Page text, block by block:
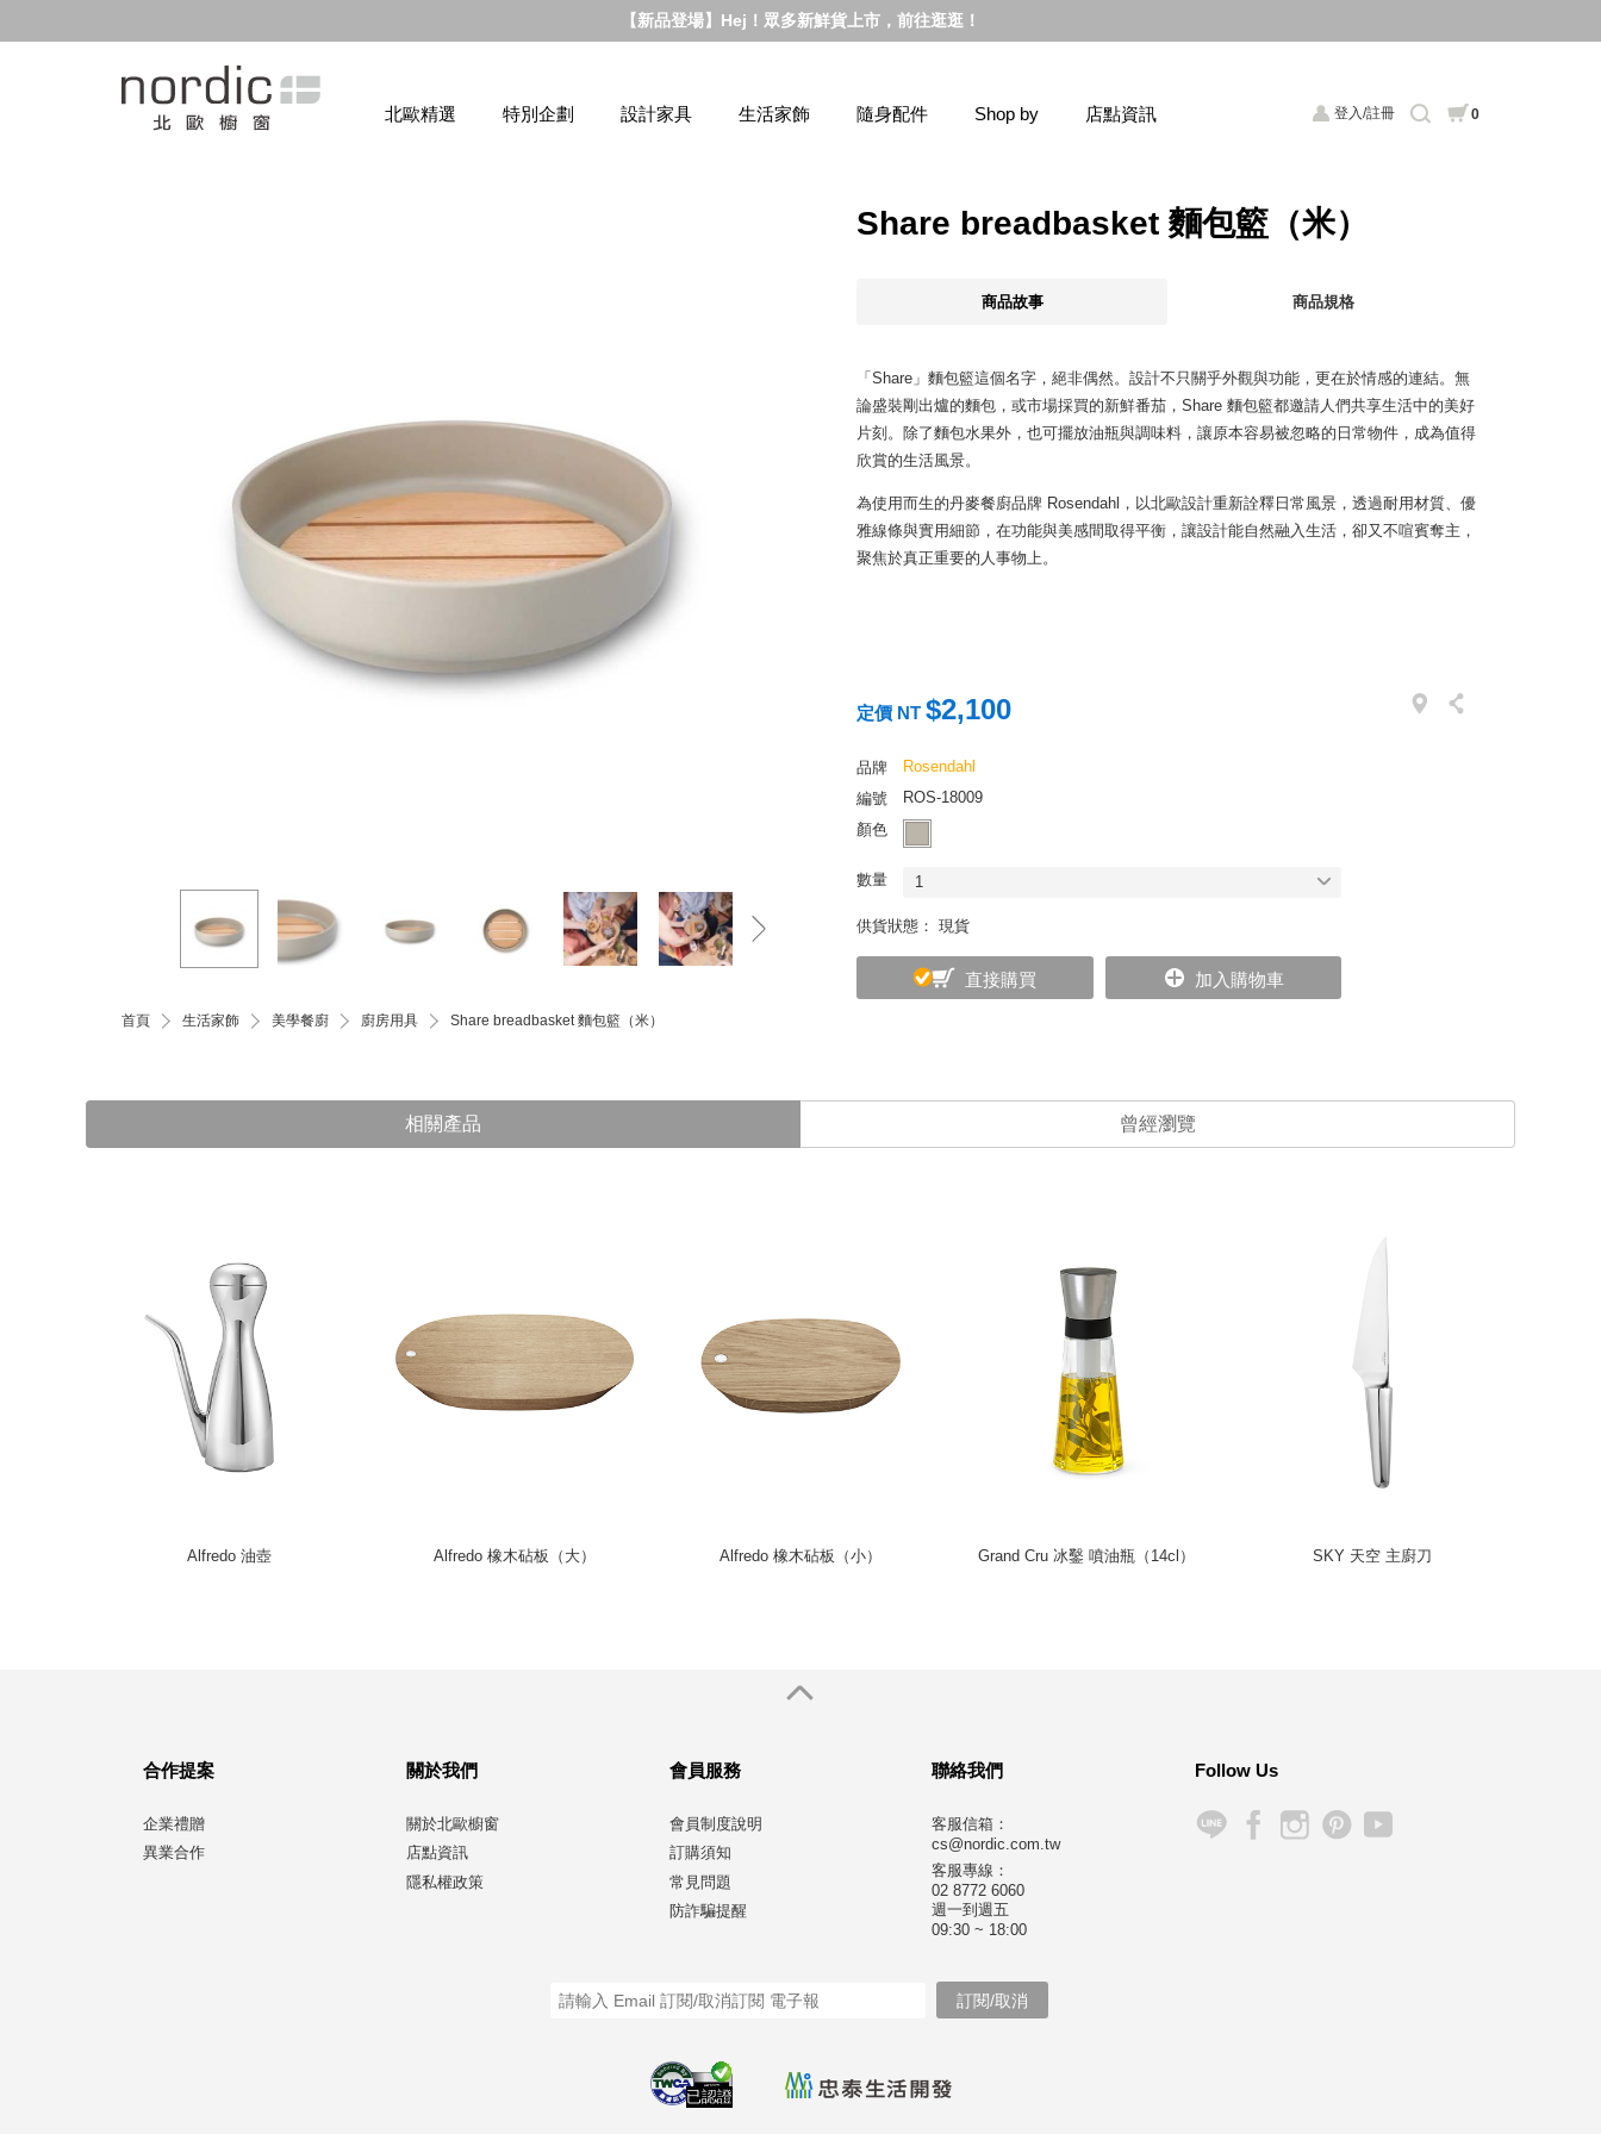
【新品登場】Hej！眾多新鮮貨上市，前往逛逛！
登入/註冊 0
北歐精選 特別企劃 設計家具 生活家飾 隨身配件 Shop by 店點資訊
首頁 生活家飾 美學餐廚 廚房用具 Share breadbasket 麵包籃（米）
Share breadbasket 麵包籃（米）
商品故事 商品規格
「Share」麵包籃這個名字，絕非偶然。設計不只關乎外觀與功能，更在於情感的連結。無
論盛裝剛出爐的麵包，或市場採買的新鮮番茄，Share 麵包籃都邀請人們共享生活中的美好
片刻。除了麵包水果外，也可擺放油瓶與調味料，讓原本容易被忽略的日常物件，成為值得
欣賞的生活風景。
為使用而生的丹麥餐廚品牌 Rosendahl，以北歐設計重新詮釋日常風景，透過耐用材質、優
雅線條與實用細節，在功能與美感間取得平衡，讓設計能自然融入生活，卻又不喧賓奪主，
聚焦於真正重要的人事物上。
定價 NT $2,100
品牌
Rosendahl
編號
ROS-18009
顏色
數量 1
供貨狀態： 現貨
直接購買 加入購物車
相關產品 曾經瀏覽
Alfredo 油壺 Alfredo 橡木砧板（大） Alfredo 橡木砧板（小） Grand Cru 冰鑿 噴油瓶（14cl） SKY 天空 主廚刀
合作提案
企業禮贈
異業合作
關於我們
關於北歐櫥窗
店點資訊
隱私權政策
會員服務
會員制度說明
訂購須知
常見問題
防詐騙提醒
聯絡我們
客服信箱：
cs@nordic.com.tw
客服專線：
02 8772 6060
週一到週五
09:30 ~ 18:00
Follow Us
已認證